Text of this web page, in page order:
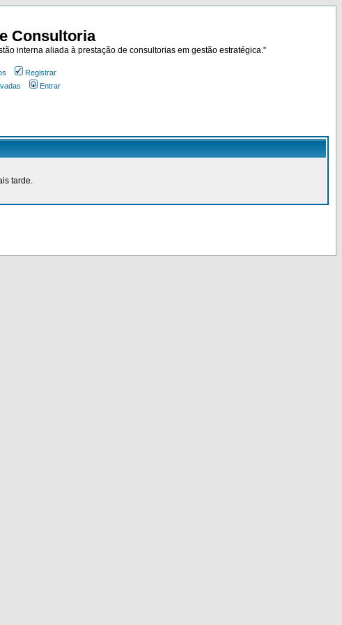
Consultoria
interna aliada à prestação de consultorias em gestão estratégica."
Registrar
Entrar
tarde.